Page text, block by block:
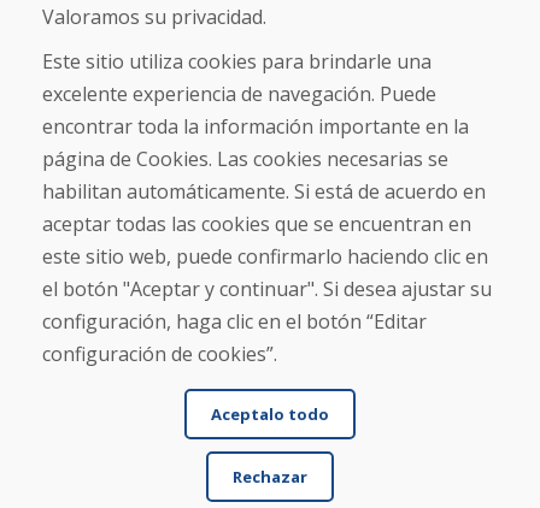
Sobre nosotros
Comercio
Contacto
Compra
Tienda electrónica
Envío y pago
NORMAS DE RECLAMACIÓN
Devolución y cambio de mercancías
Política de privacidad
Cookies
Valoramos su privacidad.
Este sitio utiliza cookies para brindarle una
excelente experiencia de navegación. Puede
encontrar toda la información importante en la
página de Cookies. Las cookies necesarias se
habilitan automáticamente. Si está de acuerdo en
aceptar todas las cookies que se encuentran en
este sitio web, puede confirmarlo haciendo clic en
el botón "Aceptar y continuar". Si desea ajustar su
configuración, haga clic en el botón “Editar
configuración de cookies”.
Aceptalo todo
Rechazar